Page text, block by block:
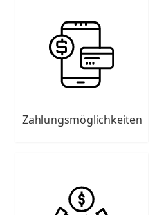
Zahlungsmöglichkeiten